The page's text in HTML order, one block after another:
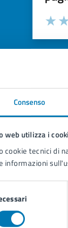
Consenso
web utilizza i
cookie tecnici di
informazioni
Valuta